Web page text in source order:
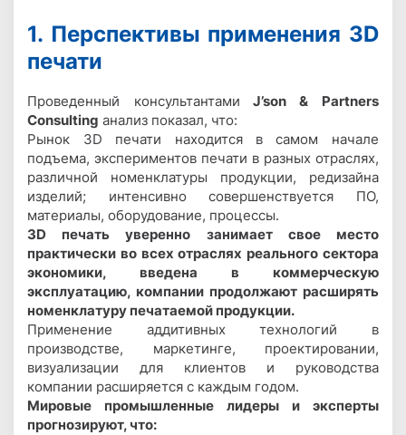
1. Перспективы применения 3D
печати
Проведенный консультантами J’son & Partners
Consulting анализ показал, что:
Рынок 3D печати находится в самом начале
подъема, экспериментов печати в разных отраслях,
различной номенклатуры продукции, редизайна
изделий; интенсивно совершенствуется ПО,
материалы, оборудование, процессы.
3D печать уверенно занимает свое место
практически во всех отраслях реального сектора
экономики, введена в коммерческую
эксплуатацию, компании продолжают расширять
номенклатуру печатаемой продукции.
Применение аддитивных технологий в
производстве, маркетинге, проектировании,
визуализации для клиентов и руководства
компании расширяется с каждым годом.
Мировые промышленные лидеры и эксперты
прогнозируют, что: